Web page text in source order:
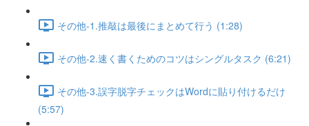
その他-1.推敲は最後にまとめて行う (1:28)
その他-2.速く書くためのコツはシングルタスク (6:21)
その他-3.誤字脱字チェックはWordに貼り付けるだけ
(5:57)